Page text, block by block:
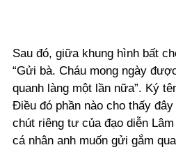
Sau đó, giữa khung hình bất
“Gửi bà. Cháu mong ngày
quanh làng một lần nữa”. Ký
Điều đó phần nào cho thấy
chút riêng tư của đạo diễn
cá nhân anh muốn gửi gắm